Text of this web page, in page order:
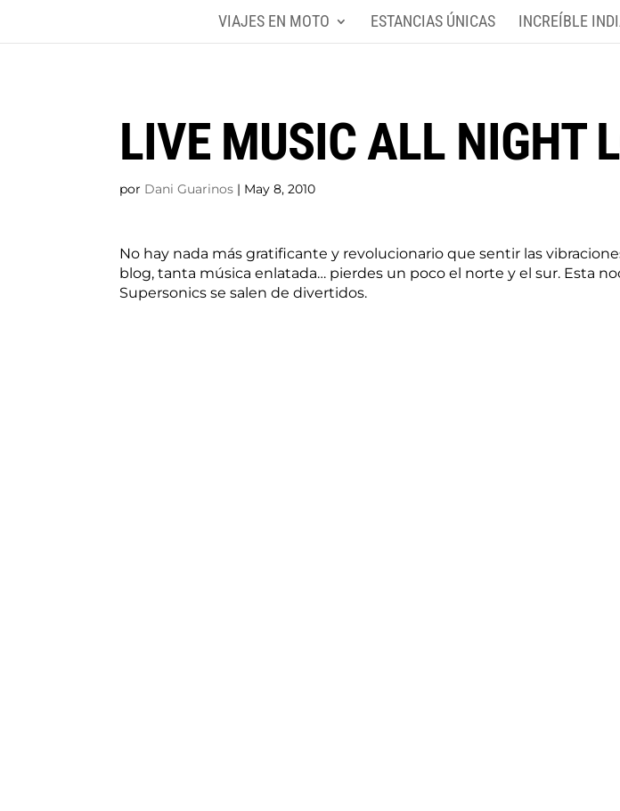
VIAJES EN MOTO ESTANCIAS ÚNICAS INCREÍBLE
LIVE MUSIC ALL NIGHT
por Dani Guarinos | May 8, 2010
No hay nada más gratificante y revolucionario que sentir las
blog, tanta música enlatada… pierdes un poco el norte y el sur. Esta
Supersonics se salen de divertidos.